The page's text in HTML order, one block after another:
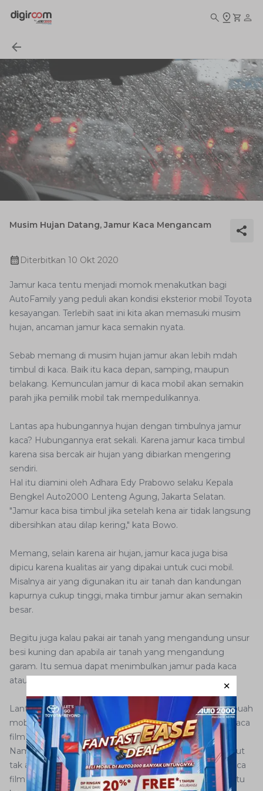
Musim Hujan Datang, Jamur Kaca Mengancam
Diterbitkan 10 Okt 2020
Jamur kaca tentu menjadi momok menakutkan bagi
AutoFamily yang peduli akan kondisi eksterior mobil Toyota
kesayangan. Terlebih saat ini kita akan memasuki musim
hujan, ancaman jamur kaca semakin nyata.
Sebab memang di musim hujan jamur akan lebih mdah
timbul di kaca. Baik itu kaca depan, samping, maupun
belakang. Kemunculan jamur di kaca mobil akan semakin
parah jika pemilik mobil tak mempedulikannya.
Lantas apa hubungannya hujan dengan timbulnya jamur
kaca? Hubungannya erat sekali. Karena jamur kaca timbul
karena sisa bercak air hujan yang dibiarkan mengering
sendiri.
Hal itu diamini oleh Adhara Edy Prabowo selaku Kepala
Bengkel Auto2000 Lenteng Agung, Jakarta Selatan.
"Jamur kaca bisa timbul jika setelah kena air tidak langsung
dibersihkan atau dilap kering," kata Bowo.
Memang, selain karena air hujan, jamur kaca juga bisa
dipicu karena kualitas air yang dipakai untuk cuci mobil.
Misalnya air yang digunakan itu air tanah dan kandungan
kapurnya cukup tinggi, maka timbur jamur akan semakin
besar.
Begitu juga kalau pakai air tanah yang mengandung unsur
besi kuning dan apabila air tanah yang mengandung
garam. Itu semua dapat menimbulkan jamur pada kaca
atau kaca menjadi kusam.
Lantas apakah ada pengaruh kaca film yang dipakai sebuah
mobil dengan timbulnya jamur? Sebab jangan-jangan kaca
film juga punya pengaruh pada kehadiran jamur.
Namun hal itu langsung dijawab oleh Bowo. Ia menyebut
tak ada hubungannya kaca film dengan jamur kaca. "Kaca
film itu ada di bagian atau sisi dalam, sedangkan jamur itu